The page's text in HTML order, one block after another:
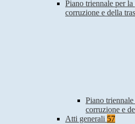
Piano triennale per
corruzione e della
Piano
corruzione e
Atti generali 57